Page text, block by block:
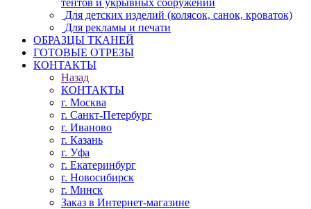
тентов и укрывных сооружений
Для детских изделий (колясок, санок, кроваток)
Для рекламы и печати
ОБРАЗЦЫ ТКАНЕЙ
ГОТОВЫЕ ОТРЕЗЫ
КОНТАКТЫ
Назад
КОНТАКТЫ
г. Москва
г. Санкт-Петербург
г. Иваново
г. Казань
г. Уфа
г. Екатеринбург
г. Новосибирск
г. Минск
Заказ в Интернет-магазине